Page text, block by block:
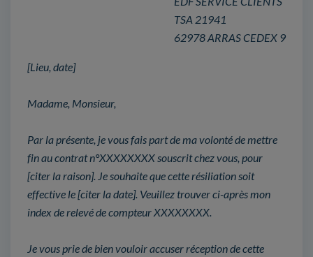
TSA 21941
62978 ARRAS CEDEX 9
[Lieu, date]
Madame, Monsieur,
Par la présente, je vous fais part de ma volonté de mettre
fin au contrat n°XXXXXXXX souscrit chez vous, pour
[citer la raison]. Je souhaite que cette résiliation soit
effective le [citer la date]. Veuillez trouver ci-après mon
index de relevé de compteur XXXXXXXX.
Je vous prie de bien vouloir accuser réception de cette